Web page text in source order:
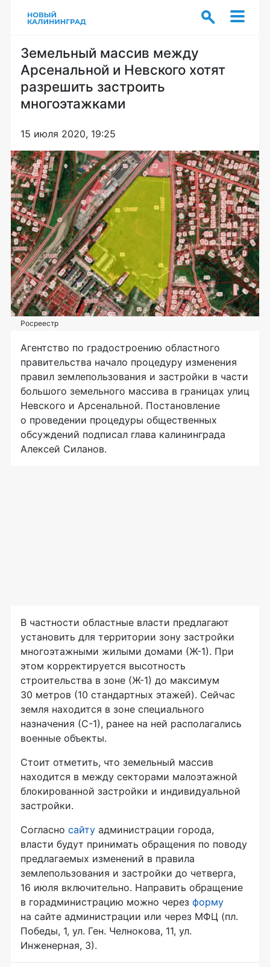
Земельный массив между
Арсенальной и Невского хотят
разрешить застроить
многоэтажками
15 июля 2020, 19:25
Росреестр
Агентство по градостроению областного
правительства начало процедуру изменения
правил землепользования и застройки в части
большого земельного массива в границах улиц
Невского и Арсенальной. Постановление
о проведении процедуры общественных
обсуждений подписал глава калининграда
Алексей Силанов.
В частности областные власти предлагают
установить для территории зону застройки
многоэтажными жилыми домами (Ж-1). При
этом корректируется высотность
строительства в зоне (Ж-1) до максимум
30 метров (10 стандартных этажей). Сейчас
земля находится в зоне специального
назначения (С-1), ранее на ней располагались
военные объекты.
Стоит отметить, что земельный массив
находится в между секторами малоэтажной
блокированной застройки и индивидуальной
застройки.
Согласно сайту администрации города,
власти будут принимать обращения по поводу
предлагаемых изменений в правила
землепользования и застройки до четверга,
16 июля включительно. Направить обращение
в горадминистрацию можно через форму
на сайте администрации или через МФЦ (пл.
Победы, 1, ул. Ген. Челнокова, 11, ул.
Инженерная, 3).